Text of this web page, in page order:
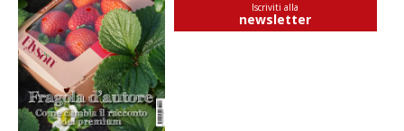
Iscriviti alla
newsletter